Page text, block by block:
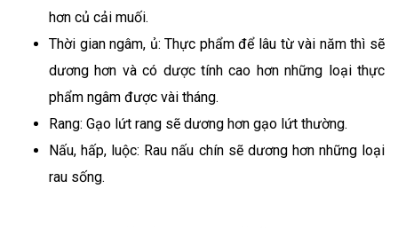
hơn củ cải muối.
Thời gian ngâm, ủ: Thực phẩm để lâu từ vài năm thì sẽ
dương hơn và có dược tính cao hơn những loại thực
phẩm ngâm được vài tháng.
Rang: Gạo lứt rang sẽ dương hơn gạo lứt thường.
Nấu, hấp, luộc: Rau nấu chín sẽ dương hơn những loại
rau sống.